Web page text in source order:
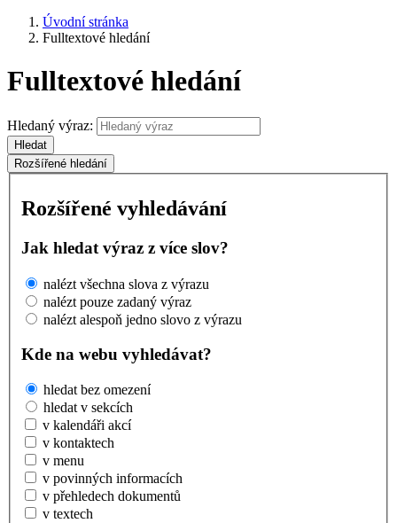
Úvodní stránka
Fulltextové hledání
Fulltextové hledání
Hledaný výraz:
Hledat
Rozšířené hledání
Rozšířené vyhledávání
Jak hledat výraz z více slov?
nalézt všechna slova z výrazu
nalézt pouze zadaný výraz
nalézt alespoň jedno slovo z výrazu
Kde na webu vyhledávat?
hledat bez omezení
hledat v sekcích
v kalendáři akcí
v kontaktech
v menu
v povinných informacích
v přehledech dokumentů
v textech